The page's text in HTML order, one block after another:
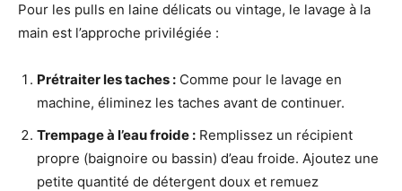
Pour les pulls en laine délicats ou vintage, le lavage à la
main est l’approche privilégiée :
Prétraiter les taches : Comme pour le lavage en
machine, éliminez les taches avant de continuer.
Trempage à l’eau froide : Remplissez un récipient
propre (baignoire ou bassin) d’eau froide. Ajoutez une
petite quantité de détergent doux et remuez